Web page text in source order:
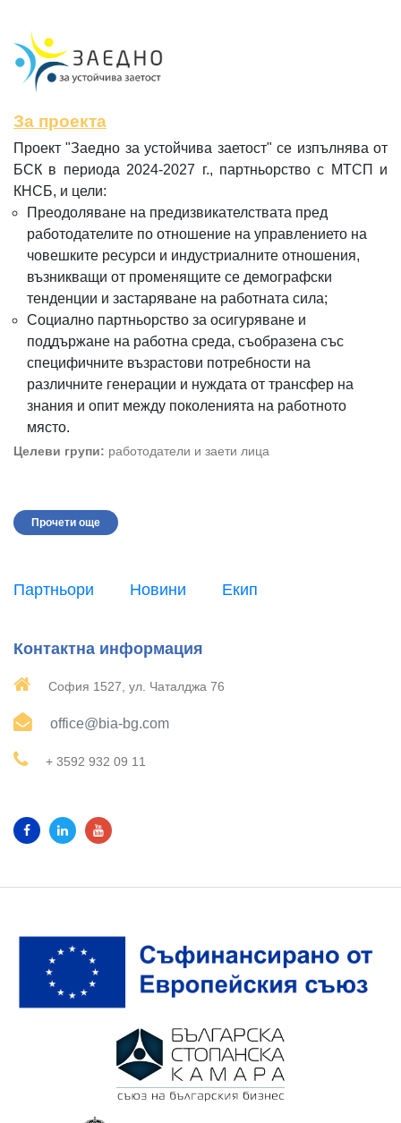
За проекта
Проект "Заедно за устойчива заетост" се изпълнява от
БСК в периода 2024-2027 г., партньорство с МТСП и
КНСБ, и цели:
Преодоляване на предизвикателствата пред
работодателите по отношение на управлението на
човешките ресурси и индустриалните отношения,
възникващи от променящите се демографски
тенденции и застаряване на работната сила;
Социално партньорство за осигуряване и
поддържане на работна среда, съобразена със
специфичните възрастови потребности на
различните генерации и нуждата от трансфер на
знания и опит между поколенията на работното
място.
Целеви групи: работодатели и заети лица
Прочети още
Партньори Новини Екип
Контактна информация
София 1527, ул. Чаталджа 76
office@bia-bg.com
+ 3592 932 09 11